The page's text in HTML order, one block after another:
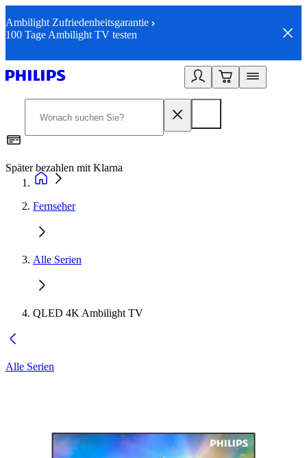
Ambilight Zufriedenheitsgarantie
100 Tage Ambilight TV testen
Später bezahlen mit Klarna
Fernseher
Alle Serien
QLED 4K Ambilight TV
Alle Serien